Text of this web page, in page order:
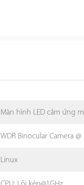
Màn hình LED cảm ứng
WDR Binocular Camera @
Linux